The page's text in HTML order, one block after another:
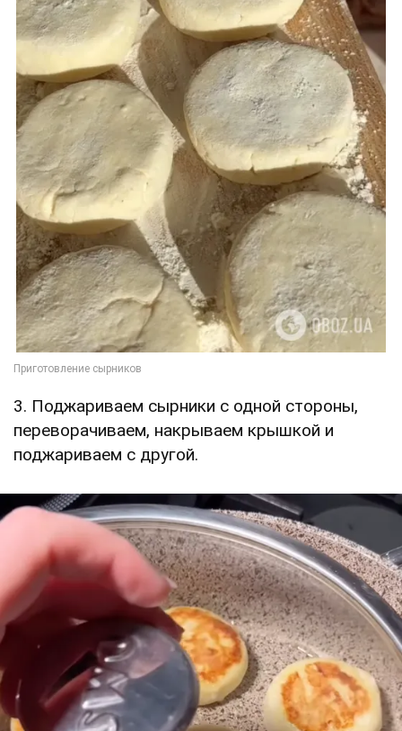
3. Поджариваем сырники с одной стороны,
переворачиваем, накрываем крышкой и
поджариваем с другой.